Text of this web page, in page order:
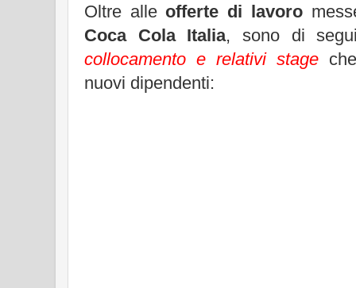
Oltre alle offerte di lavoro
Coca Cola Italia, sono di
collocamento e relativi stage
nuovi dipendenti: